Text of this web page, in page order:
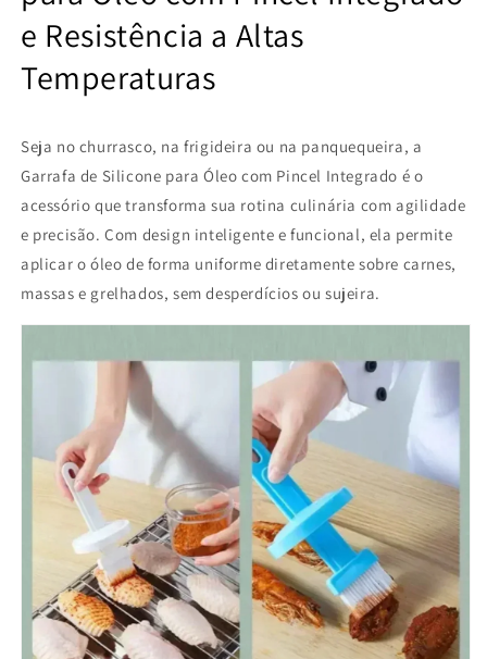
e
a
e
a
e Resistência a Altas
Temperaturas
Seja no churrasco, na frigideira ou na panquequeira, a
Garrafa de Silicone para Óleo com Pincel Integrado é o
acessório que transforma sua rotina culinária com agilidade
e precisão. Com design inteligente e funcional, ela permite
aplicar o óleo de forma uniforme diretamente sobre carnes,
massas e grelhados, sem desperdícios ou sujeira.